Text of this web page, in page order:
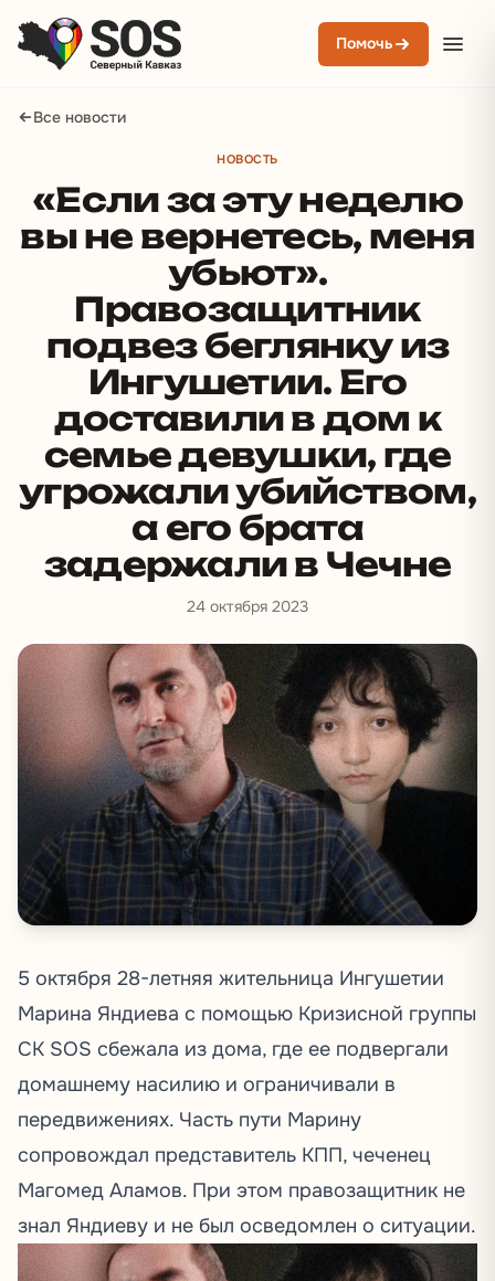
Помочь
Все новости
НОВОСТЬ
«Если за эту неделю
вы не вернетесь, меня
убьют».
Правозащитник
подвез беглянку из
Ингушетии. Его
доставили в дом к
семье девушки, где
угрожали убийством,
а его брата
задержали в Чечне
24 октября 2023
5 октября 28-летняя жительница Ингушетии
Марина Яндиева с помощью Кризисной группы
СК SOS сбежала из дома, где ее подвергали
домашнему насилию и ограничивали в
передвижениях. Часть пути Марину
сопровождал представитель КПП, чеченец
Магомед Аламов. При этом правозащитник не
знал Яндиеву и не был осведомлен о ситуации.